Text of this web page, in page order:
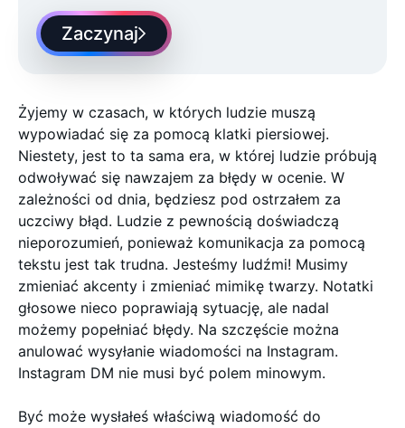
Zaczynaj
Żyjemy w czasach, w których ludzie muszą
wypowiadać się za pomocą klatki piersiowej.
Niestety, jest to ta sama era, w której ludzie próbują
odwoływać się nawzajem za błędy w ocenie. W
zależności od dnia, będziesz pod ostrzałem za
uczciwy błąd. Ludzie z pewnością doświadczą
nieporozumień, ponieważ komunikacja za pomocą
tekstu jest tak trudna. Jesteśmy ludźmi! Musimy
zmieniać akcenty i zmieniać mimikę twarzy. Notatki
głosowe nieco poprawiają sytuację, ale nadal
możemy popełniać błędy. Na szczęście można
anulować wysyłanie wiadomości na Instagram.
Instagram DM nie musi być polem minowym.
Być może wysłałeś właściwą wiadomość do